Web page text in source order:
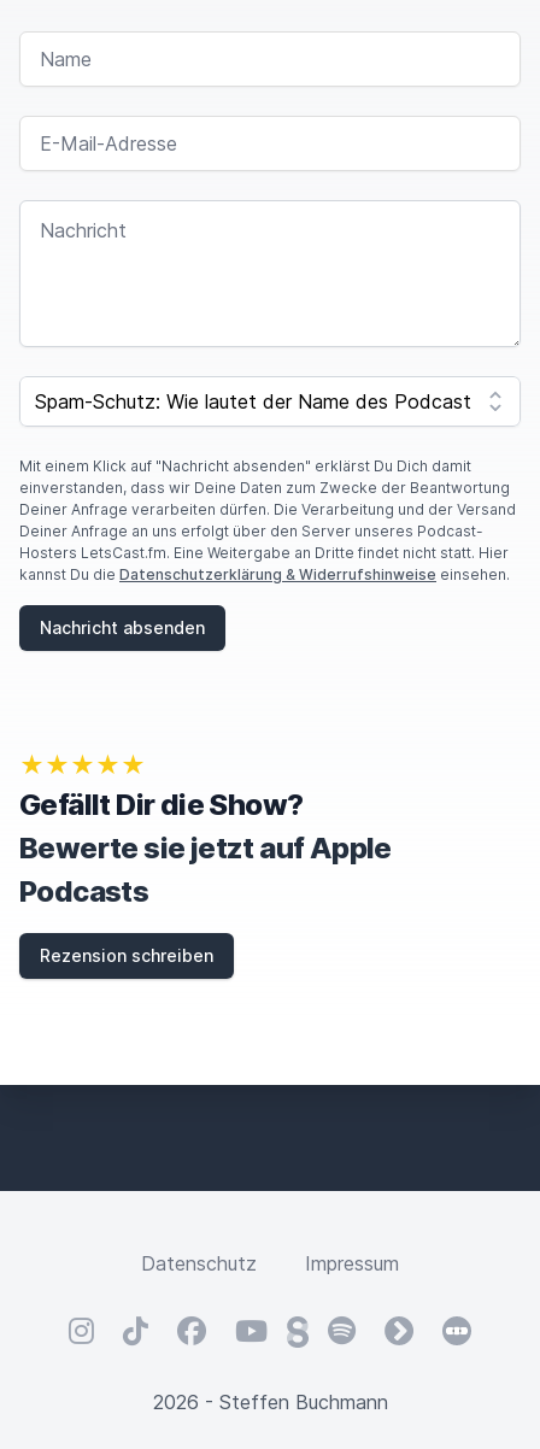
NAME
E-MAIL-ADRESSE
NACHRICHT
F
O
A
R
E
A
H
U
R
E
T
H
I
S
F
E
SPAM CAPTCHA
Mit einem Klick auf "Nachricht absenden" erklärst Du Dich damit
einverstanden, dass wir Deine Daten zum Zwecke der Beantwortung
Deiner Anfrage verarbeiten dürfen. Die Verarbeitung und der Versand
Deiner Anfrage an uns erfolgt über den Server unseres Podcast-
Hosters LetsCast.fm. Eine Weitergabe an Dritte findet nicht statt. Hier
kannst Du die Datenschutzerklärung & Widerrufshinweise einsehen.
Nachricht absenden
★★★★★
Gefällt Dir die Show?
Bewerte sie jetzt auf Apple
Podcasts
Rezension schreiben
Datenschutz Impressum
InstagramTikTokFacebookYouTubeSteadySpotifyfyyd
2026 - Steffen Buchmann